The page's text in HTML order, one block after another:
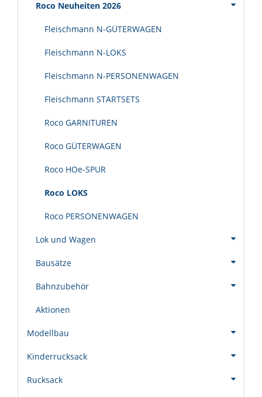
Roco Neuheiten 2026
Fleischmann N-GÜTERWAGEN
Fleischmann N-LOKS
Fleischmann N-PERSONENWAGEN
Fleischmann STARTSETS
Roco GARNITUREN
Roco GÜTERWAGEN
Roco HOe-SPUR
Roco LOKS
Roco PERSONENWAGEN
Lok und Wagen
Bausätze
Bahnzubehör
Aktionen
Modellbau
Kinderrucksack
Rucksack